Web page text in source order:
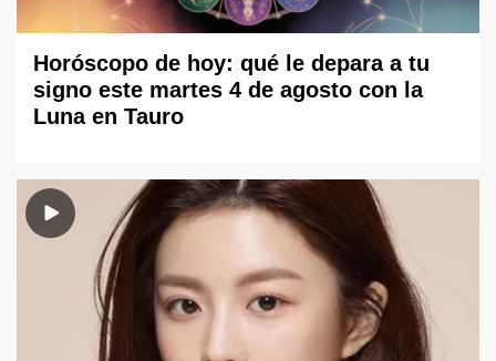
Horóscopo de hoy: qué le depara a tu
signo este martes 4 de agosto con la
Luna en Tauro